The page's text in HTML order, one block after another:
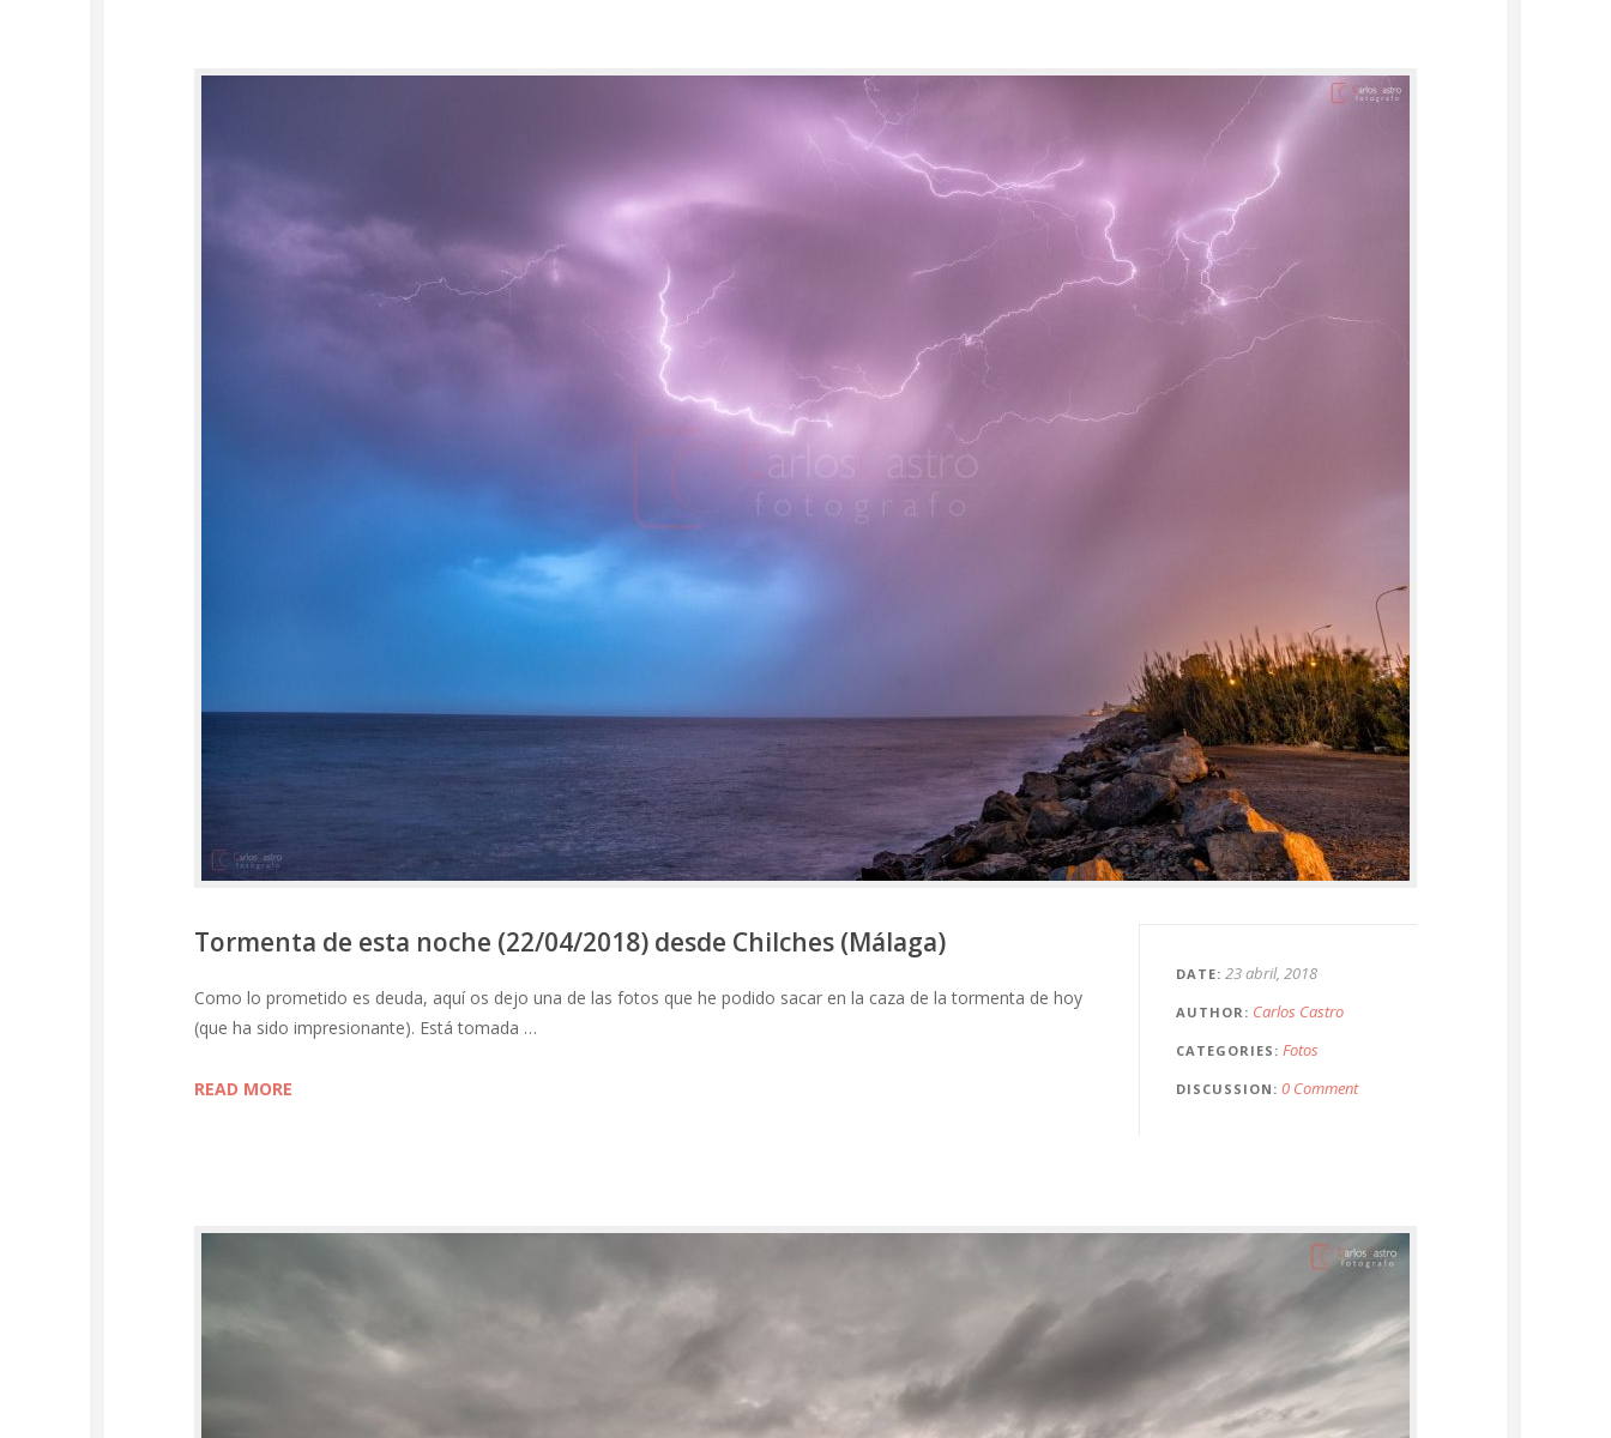
DATE 23 abril, 2018
AUTHOR Carlos Castro
CATEGORIES Fotos
DISCUSSION 0 Comment
Tormenta de esta noche (22/04/2018) desde Chilches (Málaga)
Como lo prometido es deuda, aquí os dejo una de las fotos que he podido sacar en la caza de la tormenta de hoy
(que ha sido impresionante). Está tomada …
READ MORE